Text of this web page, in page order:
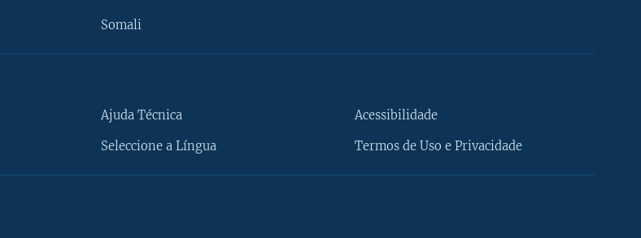
Somali
Ajuda Técnica
Seleccione a Língua
Acessibilidade
Termos de Uso e Privacidade